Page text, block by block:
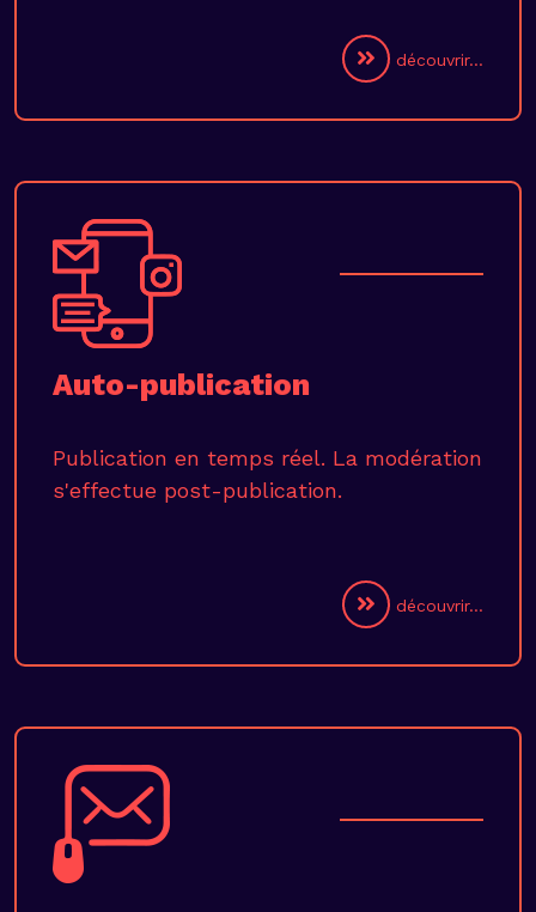
découvrir...
Auto-publication
Publication en temps réel. La modération
s'effectue post-publication.
découvrir...